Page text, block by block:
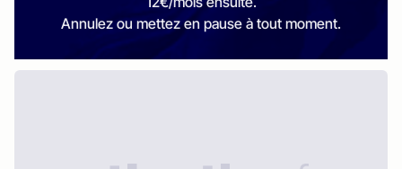
Annulez ou mettez en pause à tout moment.